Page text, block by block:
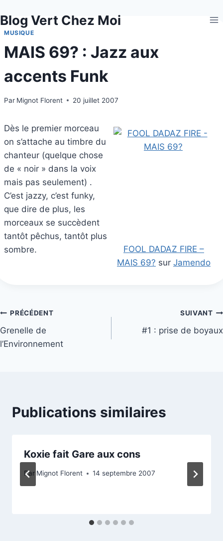
au
contenu
Blog Vert Chez Moi
MUSIQUE
MAIS 69? : Jazz aux
accents Funk
Par Mignot Florent 20 juillet 2007
FOOL DADAZ FIRE –
MAIS 69? sur Jamendo
Dès le premier morceau
on s’attache au timbre du
chanteur (quelque chose
de « noir » dans la voix
mais pas seulement) .
C’est jazzy, c’est funky,
que dire de plus, les
morceaux se succèdent
tantôt pêchus, tantôt plus
sombre.
Navigation
de
PRÉCÉDENT
Grenelle de
l’Environnement
SUIVANT
#1 : prise de boyaux
Publications similaires
Koxie fait Gare aux cons
Par Mignot Florent 14 septembre 2007